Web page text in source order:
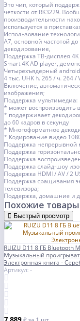
Это чип, который
четкости от RK3229.
производительности
используется в
Использование
A7, основной частотой
декодирование,
Поддержка ТВ-дисплея 4K
Smart 4K AD player,
Четырехъядерный android
4 тыс. UHK h. 265 / ч. 264 /
Включение,
изображения;
Поддержка мультимедиа:
* может воспроизводить
* поддерживает
до 60 кадров в секунду
* Многоформатное
* Кодирование видео
Поддержка непрерывной
Поддержка
Поддержка
Поддержка слайд-шоу
Поддержка HDMI / AV / 2
Поддержка сращивания
телевизора;
Поддержка, домашние и
Похожие товары
Быстрый просмотр
RUIZU D11 8 ГБ Bluetooth
Музыкальный
Электронная книга -
Артикул: -